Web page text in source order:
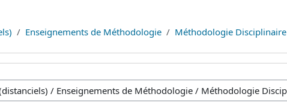
Enseignements de Méthodologie Méthodologie Disciplinaire
disciplinas